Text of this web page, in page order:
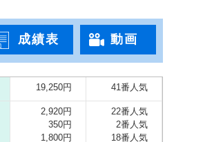
成績表 動画
19,250円 41番人気
2,920円
350円
1,800円
22番人気
2番人気
18番人気